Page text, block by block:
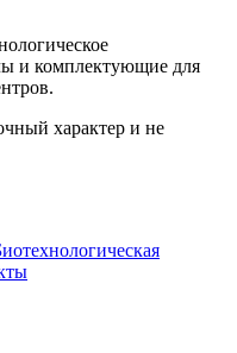
и комплектующие для
характер и не